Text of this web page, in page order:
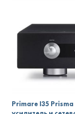
Primare I35